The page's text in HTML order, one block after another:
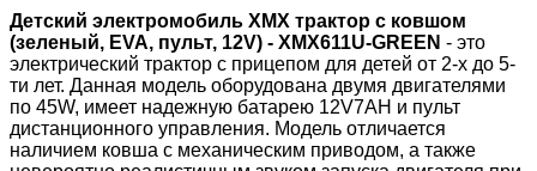
Детский электромобиль XMX трактор с ковшом
(зеленый, EVA, пульт, 12V) - XMX611U-GREEN - это
электрический трактор с прицепом для детей от 2-х до 5-
ти лет. Данная модель оборудована двумя двигателями
по 45W, имеет надежную батарею 12V7AH и пульт
дистанционного управления. Модель отличается
наличием ковша с механическим приводом, а также